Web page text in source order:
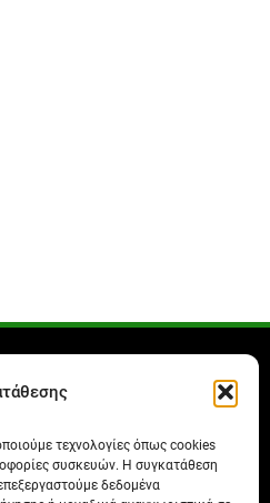
τεχνολογίες όπως cookies
συσκευών. Η συγκατάθεση
δεδομένα